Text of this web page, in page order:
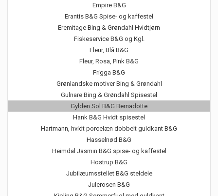
Empire B&G
Erantis B&G Spise- og kaffestel
Eremitage Bing & Grøndahl Hvidtjørn
Fiskeservice B&G og Kgl.
Fleur, Blå B&G
Fleur, Rosa, Pink B&G
Frigga B&G
Grønlandske motiver Bing & Grøndahl
Gulnare Bing & Grøndahl Spisestel
Gylden Sol B&G Bernadotte
Hank B&G Hvidt spisestel
Hartmann, hvidt porcelæn dobbelt guldkant B&G
Hasselnød B&G
Heimdal Jasmin B&G spise- og kaffestel
Hostrup B&G
Jubilæumsstellet B&G steldele
Julerosen B&G